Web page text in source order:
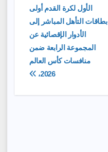
الأول لكرة القدم أولى
بطاقات التأهل المباشر إلى
الأدوار الإقصائية عن
المجموعة الرابعة ضمن
منافسات كأس العالم
2026،